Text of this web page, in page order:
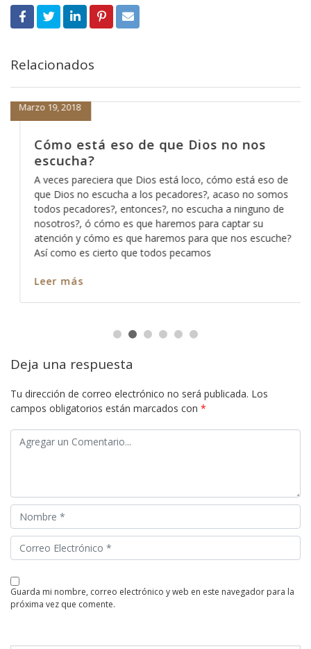
Relacionados
Cómo está eso de que Dios no nos
escucha?
Marzo 19, 2018
A veces pareciera que Dios está loco, cómo está eso de
que Dios no escucha a los pecadores?, acaso no somos
todos pecadores?, entonces?, no escucha a ninguno de
nosotros?, ó cómo es que haremos para captar su
atención y cómo es que haremos para que nos escuche?
Así como es cierto que todos pecamos
Leer más
Deja una respuesta
Tu dirección de correo electrónico no será publicada. Los
campos obligatorios están marcados con *
guarda mi nombre, correo electrónico y web en este navegador para la
próxima vez que comente.